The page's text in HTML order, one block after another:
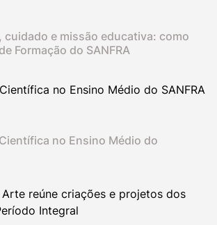
cuidado e missão educativa: como
Formação do SANFRA
no Ensino Médio do